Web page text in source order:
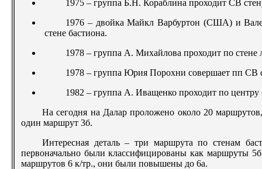
1975 – группа Б.Н. Кораблина проходит СВ
1976 – двойка Майкл Варбуртон (США) и
стене бастиона.
1978 – группа А. Михайлова проходит по стене
1978 – группа Юрия Порохни совершает пп СВ
1982 – группа А. Иващенко проходит по центру
На сегодня на Далар проложено около 20
один маршрут 3б.
Интересная деталь – три маршрута по стенам
первоначально были классифицированы как маршруты
маршрутов 6 к/тр., они были повышены до 6а.